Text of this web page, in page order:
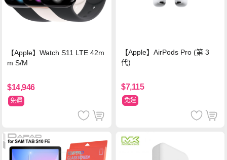
【Apple】Watch S11 LTE 42m
m S/M
$14,946
免運
【Apple】AirPods Pro (第 3
代)
$7,115
免運